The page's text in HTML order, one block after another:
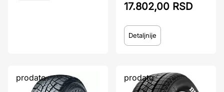
17.802,00 RSD
Detaljnije
prodato prodato